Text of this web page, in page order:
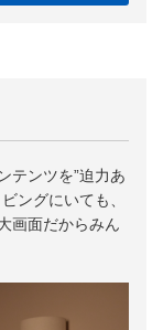
テンツを”迫力あ
ングにいても、
画面だからみん